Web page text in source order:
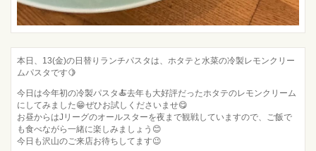
本日、13(金)の日替りランチパスタは、ホタテと水菜の冷製レモンクリー
ムパスタです🍋
今日は今年初の冷製パスタ🍝去年も大好評だったホタテのレモンクリーム
にしてみました😁ぜひお試しくださいませ😋
お昼からはJリーグのオールスターを夜まで観戦していますので、ご飯で
も食べながら一緒に楽しみましょう😊
今日も沢山のご来店お待ちしてます😉